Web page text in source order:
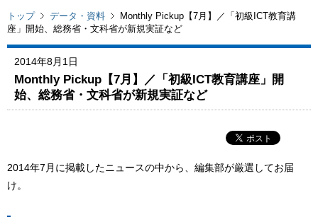
トップ データ・資料
Monthly Pickup【7月】／「初級ICT教育講
座」開始、総務省・文科省が新規実証など
2014年8月1日
Monthly Pickup【7月】／「初級ICT教育講座」開
始、総務省・文科省が新規実証など
2014年7月に掲載したニュースの中から、編集部が厳選してお届
け。